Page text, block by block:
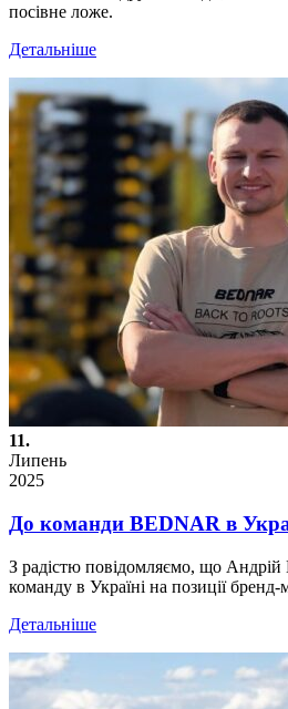
посівне ложе.
Детальніше
11.
Липень
2025
До команди BEDNAR в
З радістю повідомляємо, що
команду в Україні на позиції
Детальніше